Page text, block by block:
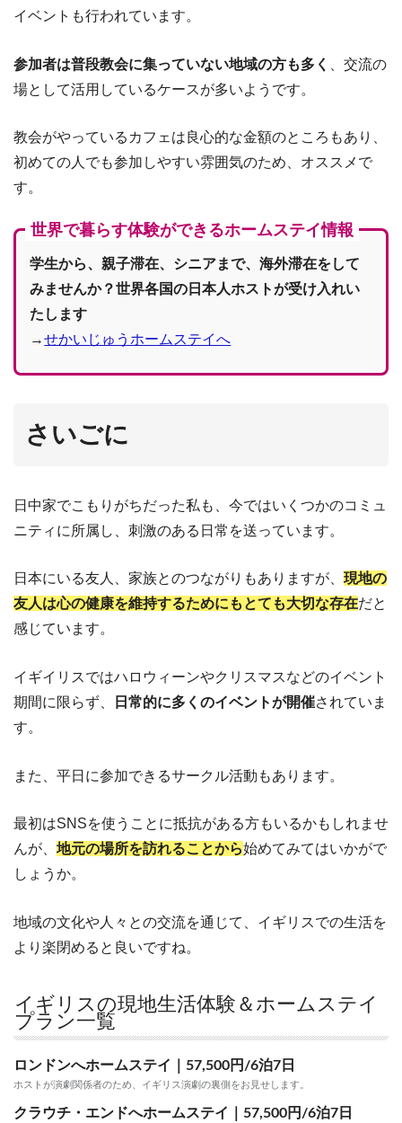
イベントも行われています。
参加者は普段教会に集っていない地域の方も多く
、交流の
場として活用しているケースが多いようです。
教会がやっているカフェは良心的な金額のところもあり、
初めての人でも参加しやすい雰囲気のため、オススメで
す。
世界で暮らす体験ができるホームステイ情報
学生から、親子滞在、シニアまで、海外滞在をして
みませんか？世界各国の日本人ホストが受け入れい
たします
→せかいじゅうホームステイへ
さいごに
日中家でこもりがちだった私も、今ではいくつかのコミュ
ニティに所属し、刺激のある日常を送っています。
日本にいる友人、家族とのつながりもありますが、 現地の
友人は心の健康を維持するためにもとても大切な存在だと
感じています。
イギイリスではハロウィーンやクリスマスなどのイベント
期間に限らず、
日常的に多くのイベントが開催されていま
す。
また、平日に参加できるサークル活動もあります。
最初はSNSを使うことに抵抗がある方もいるかもしれませ
んが、 地元の場所を訪れることから始めてみてはいかがで
しょうか。
地域の文化や人々との交流を通じて、イギリスでの生活を
より楽閉めると良いですね。
イギリスの現地生活体験＆ホームステイ
プラン一覧
ロンドンへホームステイ｜57,500円/6泊7日
ホストが演劇関係者のため、イギリス演劇の裏側をお見せします。
クラウチ・エンドへホームステイ｜57,500円/6泊7日